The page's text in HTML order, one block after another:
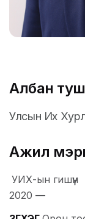
Албан
Улсын Их
Ажил
УИХ-ын гишүүн
2020 —